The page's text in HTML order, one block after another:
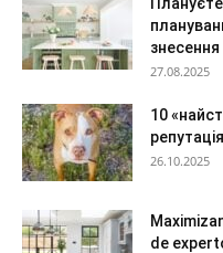
знесення
27.08.2025
10
26.10.2025
de